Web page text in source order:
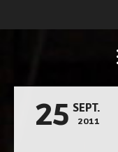
25 SEPT.
2011